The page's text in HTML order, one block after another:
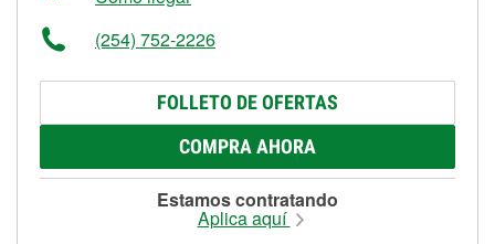
(254) 752-2226
FOLLETO DE OFERTAS
COMPRA AHORA
Estamos contratando
Aplica aquí